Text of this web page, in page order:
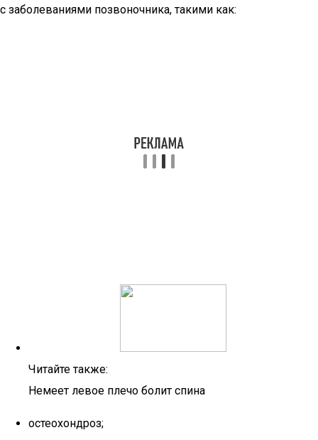
с заболеваниями позвоночника, такими как:
Читайте также:
Немеет левое плечо болит спина
остеохондроз;